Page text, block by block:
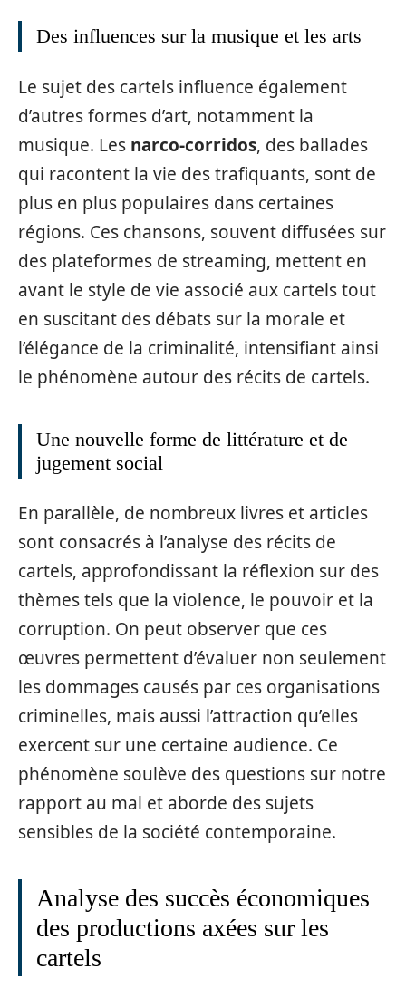
Des influences sur la musique et les arts
Le sujet des cartels influence également
d’autres formes d’art, notamment la
musique. Les narco-corridos, des ballades
qui racontent la vie des trafiquants, sont de
plus en plus populaires dans certaines
régions. Ces chansons, souvent diffusées sur
des plateformes de streaming, mettent en
avant le style de vie associé aux cartels tout
en suscitant des débats sur la morale et
l’élégance de la criminalité, intensifiant ainsi
le phénomène autour des récits de cartels.
Une nouvelle forme de littérature et de
jugement social
En parallèle, de nombreux livres et articles
sont consacrés à l’analyse des récits de
cartels, approfondissant la réflexion sur des
thèmes tels que la violence, le pouvoir et la
corruption. On peut observer que ces
œuvres permettent d’évaluer non seulement
les dommages causés par ces organisations
criminelles, mais aussi l’attraction qu’elles
exercent sur une certaine audience. Ce
phénomène soulève des questions sur notre
rapport au mal et aborde des sujets
sensibles de la société contemporaine.
Analyse des succès économiques
des productions axées sur les
cartels